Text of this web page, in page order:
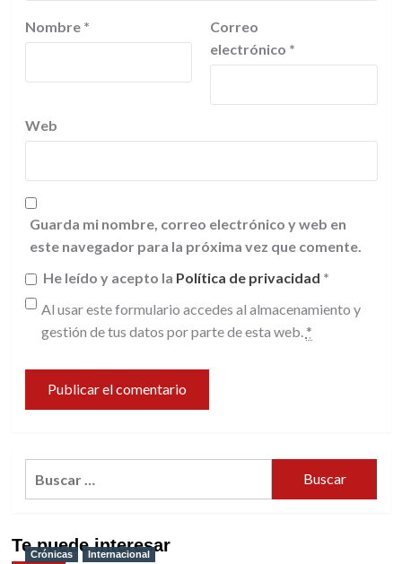
Nombre *
Correo
electrónico *
Web
Guarda mi nombre, correo electrónico y web en
este navegador para la próxima vez que comente.
He leído y acepto la Política de privacidad *
Al usar este formulario accedes al almacenamiento y
gestión de tus datos por parte de esta web. *
Te puede interesar
Crónicas Internacional